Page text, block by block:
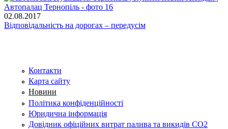
02.08.2017
Відповідальність на дорогах – передусім
Контакти
Карта сайту
Новини
Політика конфіденційності
Юридична інформація
Довідник офіційних витрат палива та викидів СО2